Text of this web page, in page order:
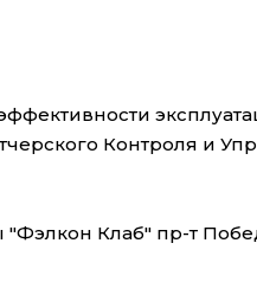
Контроля и
"Фэлкон Клаб" пр-т